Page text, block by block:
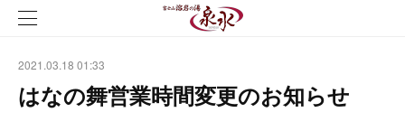
2021.03.18 01:33
はなの舞営業時間変更のお知らせ